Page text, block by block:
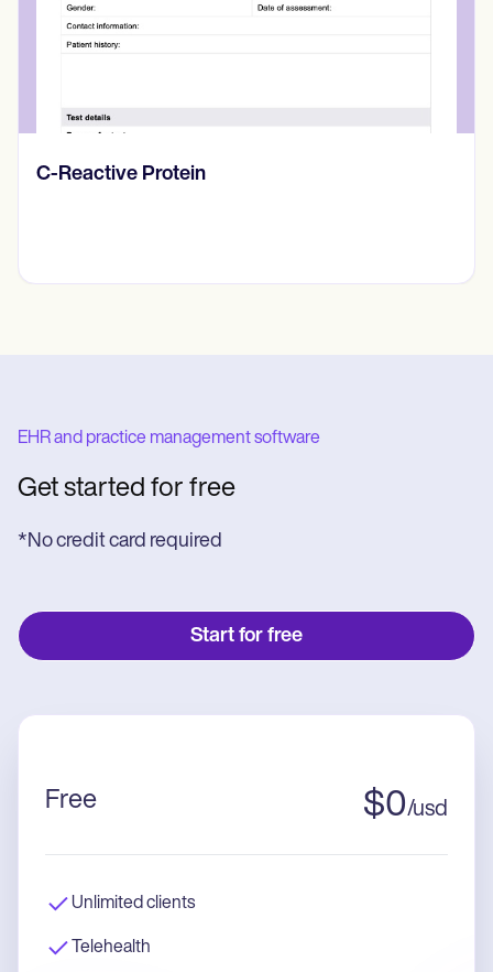
Diario de pensamientos
EHR and practice management software
Get started for free
*No credit card required
Start for free
Free $0/usd
Unlimited clients
Telehealth